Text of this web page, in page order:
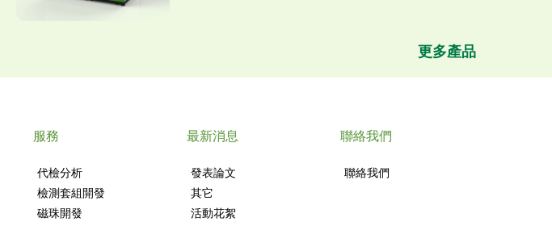
更多產品
服務
代檢分析
檢測套組開發
磁珠開發
最新消息
發表論文
其它
活動花絮
聯絡我們
聯絡我們